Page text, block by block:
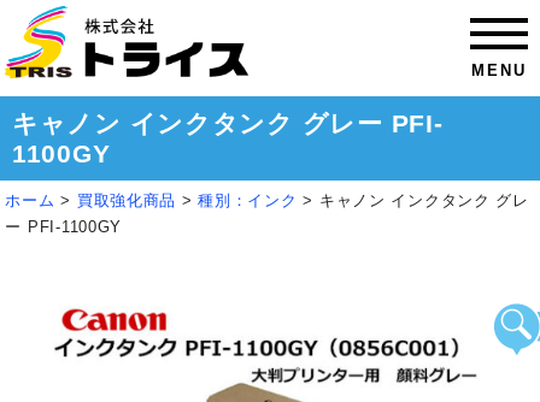
MENU
キャノン インクタンク グレー PFI-
1100GY
ホーム > 買取強化商品 >種別：インク > キャノン インクタンク グレ
ー PFI-1100GY